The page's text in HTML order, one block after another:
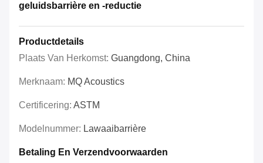
geluidsbarrière en -reductie
Productdetails
Plaats Van Herkomst: Guangdong, China
Merknaam: MQ Acoustics
Certificering: ASTM
Modelnummer: Lawaaibarrière
Betaling En Verzendvoorwaarden